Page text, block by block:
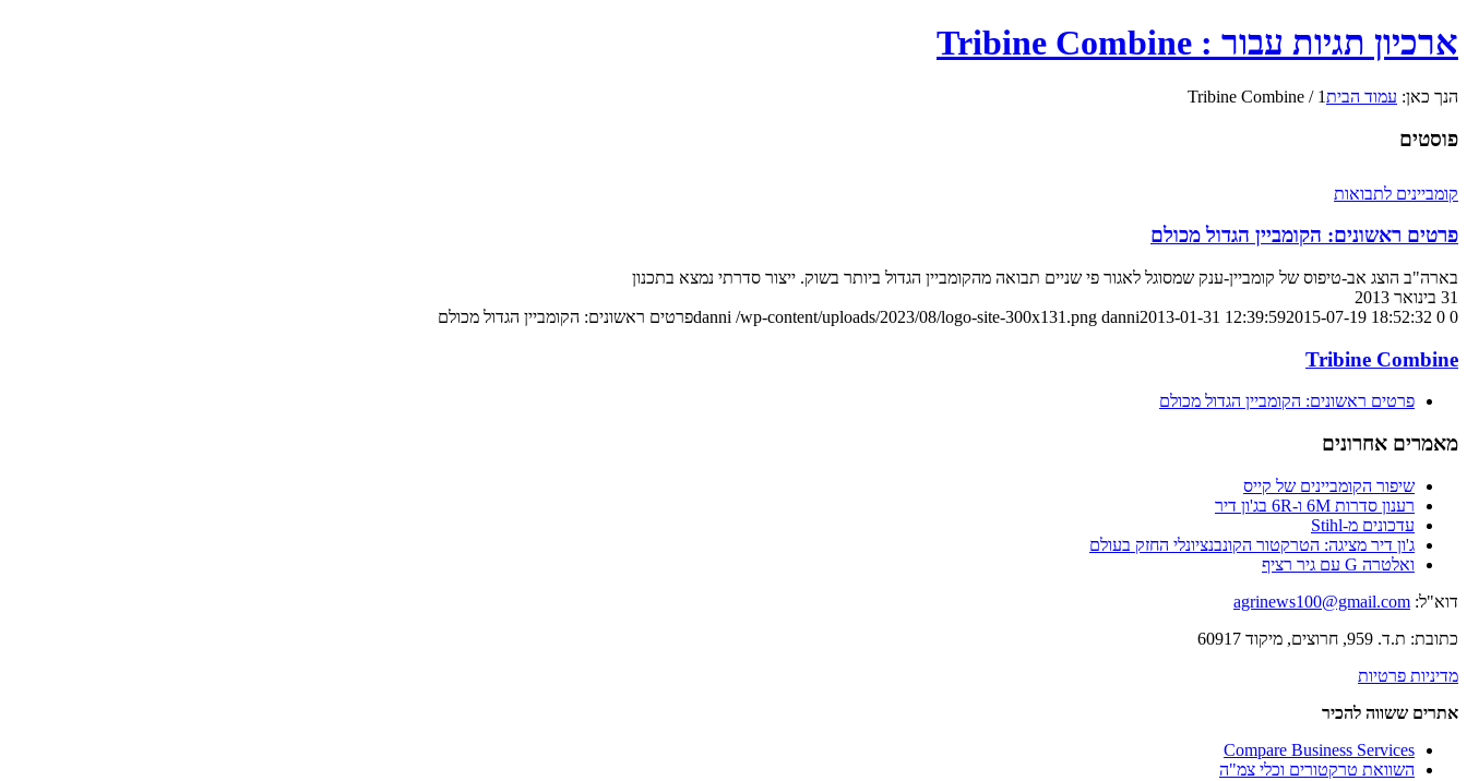
ארכיון תגיות עבור : Tribine Combine
הנך כאן: עמוד הבית1
/
Tribine Combine
פוסטים
קומביינים לתבואות
פרטים ראשונים: הקומביין הגדול מכולם
בארה"ב הוצג אב-טיפוס של קומביין-ענק שמסוגל לאגור פי שניים תבואה מהקומביין הגדול ביותר בשוק. ייצור סדרתי נמצא בתכנון
31 בינואר 2013
0
0
danni /wp-content/uploads/2023/08/logo-site-300x131.png danni2013-01-31 12:39:592015-07-19 18:52:32 פרטים ראשונים: הקומביין הגדול מכולם
Tribine Combine
פרטים ראשונים: הקומביין הגדול מכולם
מאמרים אחרונים
שיפור הקומביינים של קייס
רענון סדרות 6M ו-6R בג'ון דיר
עדכונים מ-Stihl
ג'ון דיר מציגה: הטרקטור הקונבנציונלי החזק בעולם
ואלטרה G עם גיר רציף
דוא"ל: agrinews100@gmail.com
כתובת: ת.ד. 959, חרוצים, מיקוד 60917
מדיניות פרטיות
אתרים ששווה להכיר
Compare Business Services
השוואת טרקטורים וכלי צמ"ה